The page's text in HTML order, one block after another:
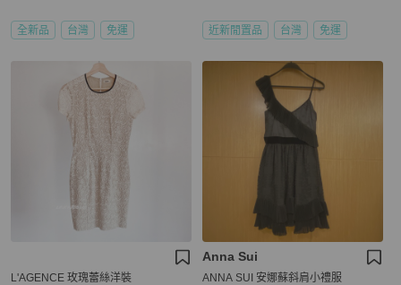
全新品 台灣 免運 近新閒置品 台灣 免運
L'AGENCE 玫瑰蕾絲洋裝
Anna Sui
ANNA SUI 安娜蘇斜肩小禮服